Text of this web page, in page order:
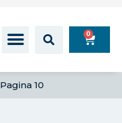
0
Pagina 10